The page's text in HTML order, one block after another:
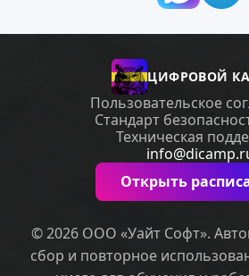
ЦИФРОВОЙ
Пользовательское
Стандарт
Техническая
Открыть
© 2026 ООО «Уайт Софт».
сбор и повторное